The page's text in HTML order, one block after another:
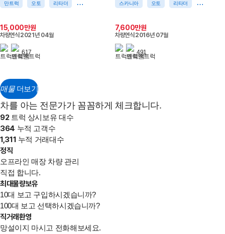
만트럭 오토 리타더 4채널블박 천장형에어컨
15,000만원
차량연식2021년 04월
617
스카니아 오토 리타더 무시동에
7,600만원
차량연식2016년 07월
491
매물더보기
차를 아는 전문가가 꼼꼼하게 체크합니다.
92 트럭 상시보유 대수
364 누적 고객수
1,311 누적 거래대수
정직
오프라인 매장 차량 관리
직접 합니다.
최대물량보유
10대 보고 구입하시겠습니까?
100대 보고 선택하시겠습니까?
직거래환영
망설이지 마시고 전화해보세요.